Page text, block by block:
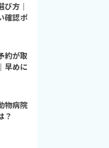
び方｜
確認ポ
約が取
早めに
物病院
？